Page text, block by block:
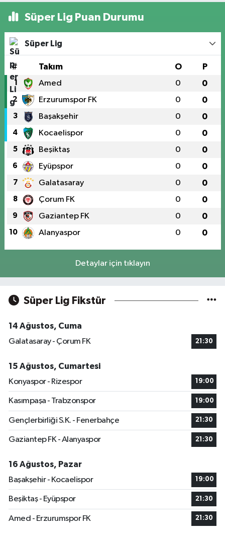
Süper Lig Puan Durumu
Süper Lig
# Takım O P
1 Amed 0 0
2 Erzurumspor FK 0 0
3 Başakşehir 0 0
4 Kocaelispor 0 0
5 Beşiktaş 0 0
6 Eyüpspor 0 0
7 Galatasaray 0 0
8 Çorum FK 0 0
9 Gaziantep FK 0 0
10 Alanyaspor 0 0
Detaylar için tıklayın
Süper Lig Fikstür
14 Ağustos, Cuma
Galatasaray - Çorum FK
21:30
15 Ağustos, Cumartesi
Konyaspor - Rizespor
19:00
Kasımpaşa - Trabzonspor 19:00
Gençlerbirliği S.K. - Fenerbahçe 21:30
Gaziantep FK - Alanyaspor 21:30
16 Ağustos, Pazar
Başakşehir - Kocaelispor
19:00
Beşiktaş - Eyüpspor 21:30
Amed - Erzurumspor FK 21:30